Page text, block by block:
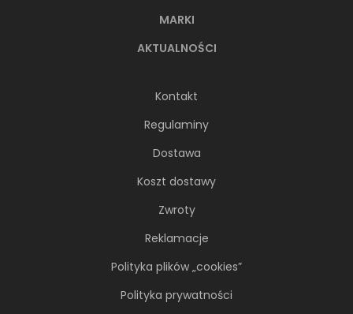
MARKI
AKTUALNOŚCI
Kontakt
Regulaminy
Dostawa
Koszt dostawy
Zwroty
Reklamacje
Polityka plików „cookies”
Polityka prywatności